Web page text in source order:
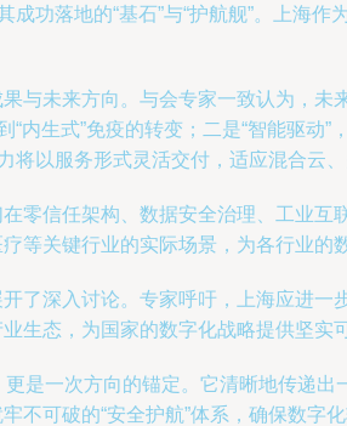
功落地的“基石”与“护航舰”。上海
与未来方向。与会专家一致认为，未
内生式”免疫的转变；二是“智能驱
以服务形式灵活交付，适应混合云
零信任架构、数据安全治理、工业
关键行业的实际场景，为各行业的
了深入讨论。专家呼吁，上海应进
生态，为国家的数字化战略提供坚实
是一次方向的锚定。它清晰地传递
可破的“安全护航”体系，确保数字化